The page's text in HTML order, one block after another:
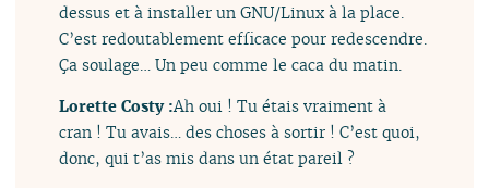
dessus et à installer un GNU/Linux à la place.
C’est redoutablement efficace pour redescendre.
Ça soulage… Un peu comme le caca du matin.
Lorette Costy :Ah oui ! Tu étais vraiment à
cran ! Tu avais… des choses à sortir ! C’est quoi,
donc, qui t’as mis dans un état pareil ?